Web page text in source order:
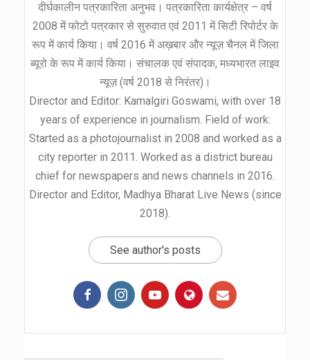
दीर्घकालीन पत्रकारिता अनुभव। पत्रकारिता कार्यक्षेत्र – वर्ष
2008 में फोटो पत्रकार से सुरुवात एवं 2011 में सिटी रिपोर्टर के
रूप में कार्य किया। वर्ष 2016 में अख़बार और न्यूज़ चैनल में जिला
ब्यूरो के रूप में कार्य किया। संचालक एवं संपादक, मध्यभारत लाइव
न्यूज़ (वर्ष 2018 से निरंतर)।
Director and Editor: Kamalgiri Goswami, with over 18
years of experience in journalism. Field of work:
Started as a photojournalist in 2008 and worked as a
city reporter in 2011. Worked as a district bureau
chief for newspapers and news channels in 2016.
Director and Editor, Madhya Bharat Live News (since
2018).
See author's posts